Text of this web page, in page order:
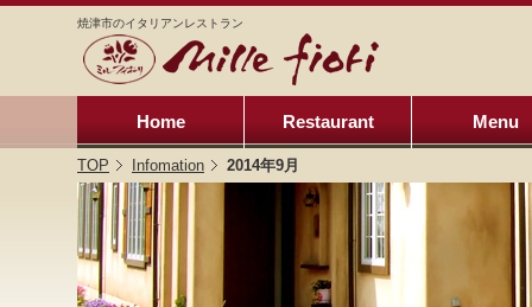
焼津市のイタリアンレストラン
Home Restaurant Menu
TOP Infomation 2014年9月